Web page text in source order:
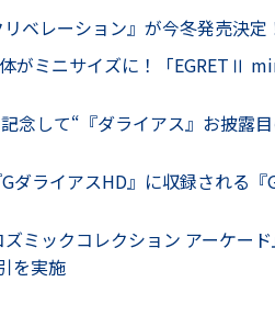
ベレーション』が今冬発売決定
がミニサイズに！「EGRETⅡ
念して“『ダライアス』お披露
ダライアスHD』に収録される『
ミックコレクション アーケー
を実施